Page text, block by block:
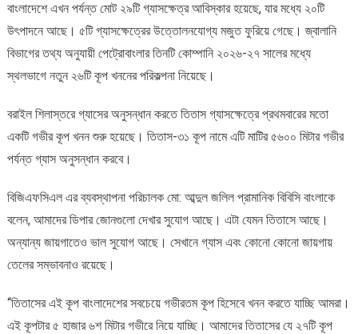
বাংলাদেশে এখন পর্যন্ত মোট ২৯টি গ্যাসক্ষেত্র আবিস্কার হয়েছে, যার মধ্যে ২০টি
উৎপাদনে আছে। ৫টি গ্যাসক্ষেত্রের উত্তোলনযোগ্য মজুত ফুরিয়ে গেছে। জ্বালানি
বিভাগের তথ্য অনুযায়ী পেট্রোবাংলার তিনটি কোম্পানি ২০২৬-২৭ সালের মধ্যে
স্থলভাগে নতুন ২৬টি কূপ খননের পরিকল্পনা নিয়েছে।
বরাইল শিলাস্তরে গ্যাসের অনুসন্ধান করতে তিতাস গ্যাসক্ষেত্রে প্রথমবারের মতো
একটি গভীর কূপ খনন শুরু হয়েছে। তিতাস-৩১ কূপ নামে এটি মাটির ৫৬০০ মিটার গভীর
পর্যন্ত গ্যাস অনুসন্ধান করবে।
বিজিএফসিএল এর ব্যবস্থাপনা পরিচালক মো: আব্দুল জলিল প্রামানিক বিবিসি বাংলাকে
বলেন, আমাদের ডিপার জোনগুলো দেখার সুযোগ আছে। এটা যেমন তিতাসে আছে।
অন্যান্য জায়গাতেও ভাল সুযোগ আছে। সেখানে গ্যাস এবং কোনো কোনো জায়গায়
তেলের সম্ভাবনাও রয়েছে।
“তিতাসের এই কূপ বাংলাদেশের সবচেয়ে গভীরতম কূপ হিসেবে খনন করতে যাচ্ছি আমরা।
এই কূপটার ৫ হাজার ৬শ মিটার গভীরে নিয়ে যাচ্ছি। আমাদের তিতাসের যে ২৭টি কূপ